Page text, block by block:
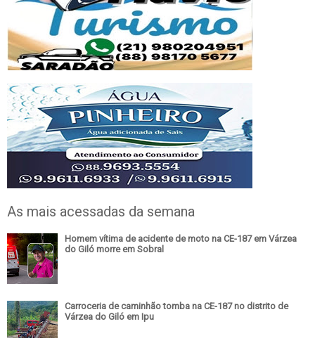
As mais acessadas da semana
Homem vítima de acidente de moto na CE-187 em Várzea
do Giló morre em Sobral
Carroceria de caminhão tomba na CE-187 no distrito de
Várzea do Giló em Ipu